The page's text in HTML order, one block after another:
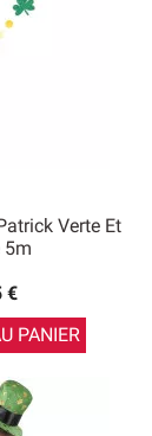
Verte Et
5m
€
PANIER